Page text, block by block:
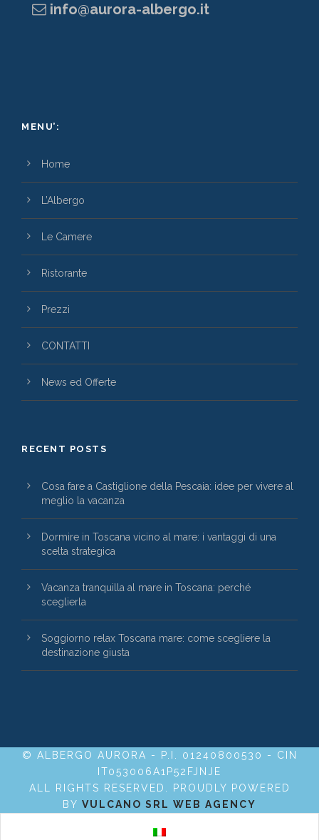
info@aurora-albergo.it
MENU’:
Home
L’Albergo
Le Camere
Ristorante
Prezzi
CONTATTI
News ed Offerte
RECENT POSTS
Cosa fare a Castiglione della Pescaia: idee per vivere al
meglio la vacanza
Dormire in Toscana vicino al mare: i vantaggi di una
scelta strategica
Vacanza tranquilla al mare in Toscana: perché
sceglierla
Soggiorno relax Toscana mare: come scegliere la
destinazione giusta
© ALBERGO AURORA - P.I. 01240800530 - CIN
IT053006A1P52FJNJE
ALL RIGHTS RESERVED. PROUDLY POWERED
BY VULCANO SRL WEB AGENCY